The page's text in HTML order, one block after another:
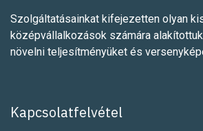
Szolgáltatásainkat kifejezetten olyan
középvállalkozások számára
növelni teljesítményüket és
Kapcsolatfelvétel